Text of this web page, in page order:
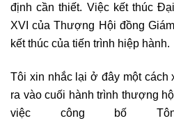
định cần thiết. Việc kết thúc
XVI của Thượng Hội đồng
kết thúc của tiến trình hiệp hành.
Tôi xin nhắc lại ở đây một cách
ra vào cuối hành trình thượng
việc công bố